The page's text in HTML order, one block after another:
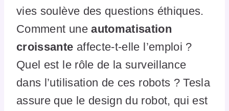
vies soulève des questions éthiques.
Comment uneautomatisation
croissante affecte-t-elle l’emploi ?
Quel est le rôle de la surveillance
dans l’utilisation de ces robots ? Tesla
assure que le design du robot, qui est